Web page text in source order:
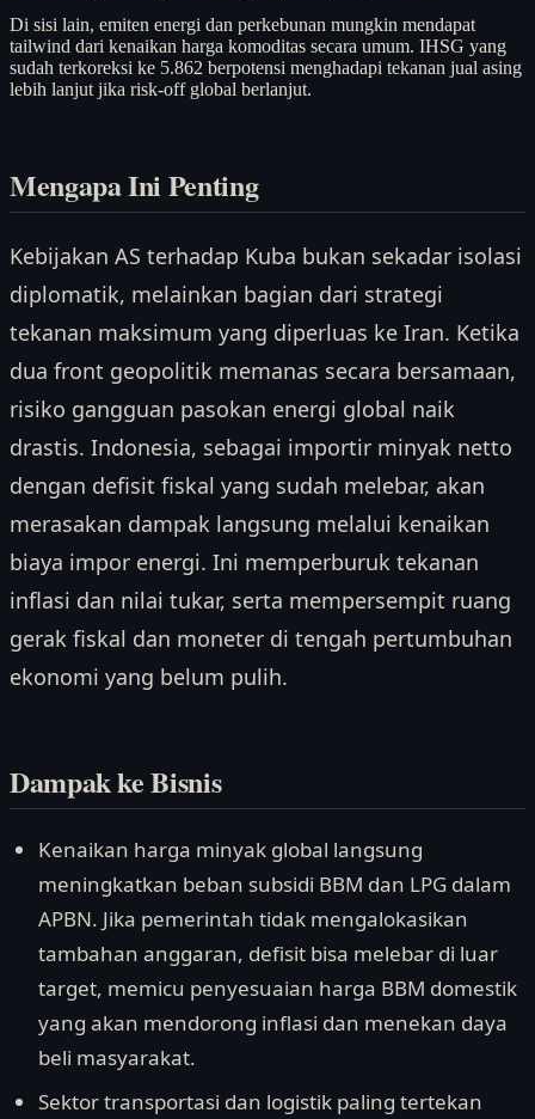
Di sisi lain, emiten energi dan perkebunan mungkin mendapat
tailwind dari kenaikan harga komoditas secara umum. IHSG yang
sudah terkoreksi ke 5.862 berpotensi menghadapi tekanan jual asing
lebih lanjut jika risk-off global berlanjut.
Mengapa Ini Penting
Kebijakan AS terhadap Kuba bukan sekadar isolasi
diplomatik, melainkan bagian dari strategi
tekanan maksimum yang diperluas ke Iran. Ketika
dua front geopolitik memanas secara bersamaan,
risiko gangguan pasokan energi global naik
drastis. Indonesia, sebagai importir minyak netto
dengan defisit fiskal yang sudah melebar, akan
merasakan dampak langsung melalui kenaikan
biaya impor energi. Ini memperburuk tekanan
inflasi dan nilai tukar, serta mempersempit ruang
gerak fiskal dan moneter di tengah pertumbuhan
ekonomi yang belum pulih.
Dampak ke Bisnis
Kenaikan harga minyak global langsung
meningkatkan beban subsidi BBM dan LPG dalam
APBN. Jika pemerintah tidak mengalokasikan
tambahan anggaran, defisit bisa melebar di luar
target, memicu penyesuaian harga BBM domestik
yang akan mendorong inflasi dan menekan daya
beli masyarakat.
Sektor transportasi dan logistik paling tertekan